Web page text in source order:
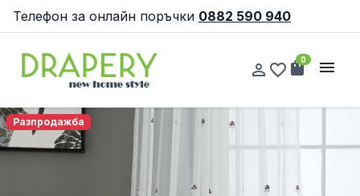
Телефон за онлайн поръчки 0882 590 940
person_outline favorite_border shopping_bag
0 menu
Разпродажба